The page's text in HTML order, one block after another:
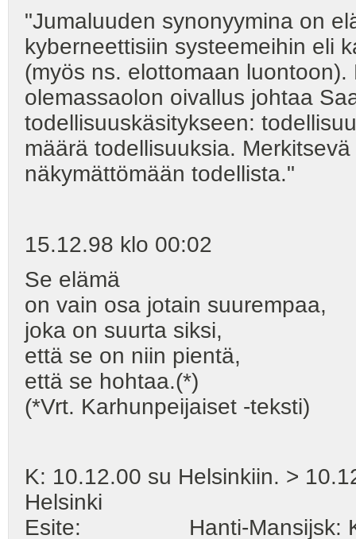
"Jumaluuden synonyymina on
kyberneettisiin systeemeihin eli
(myös ns. elottomaan
olemassaolon oivallus johtaa
todellisuuskäsitykseen:
määrä todellisuuksia.
näkymättömään todellista."
15.12.98 klo 00:02
Se elämä
on vain osa jotain suurempaa,
joka on suurta siksi,
että se on niin pientä,
että se hohtaa.(*)
(*Vrt. Karhunpeijaiset -teksti)
K: 10.12.00 su Helsinkiin. >
Helsinki
Esite: Hanti-Mansijsk: